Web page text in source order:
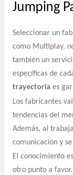
Jumping
Seleccionar un
como Multiplay,
también un
específicas de
trayectoria es
Los fabricantes
tendencias del
Además, al
comunicación y
El conocimiento
otro punto a